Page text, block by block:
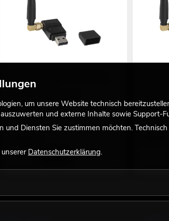
DMX-Empfänger
No. 51834034
Bestand reicht ca. 12 Wo.
No.
Ware im
um unsere Website technisch
und externe Inhalte sowie Support-
Diensten Sie zustimmen möchten.
Datenschutzerklärung.